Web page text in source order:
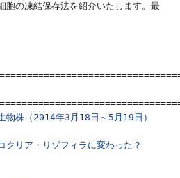
胞の凍結保存法を紹介いたします。最
株（2014年3月18日～5月19日）
ア・リゾフィラに変わった？